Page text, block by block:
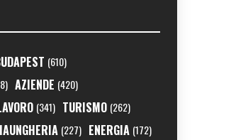
(610)
AZIENDE (420)
(341) TURISMO (262)
(227) ENERGIA (172)